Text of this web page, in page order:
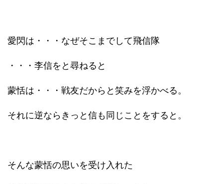
愛閃は・・・なぜそこまでして飛信隊
・・・李信をと尋ねると
蒙恬は・・・戦友だからと笑みを浮かべる。
それに逆ならきっと信も同じことをすると。
そんな蒙恬の思いを受け入れた